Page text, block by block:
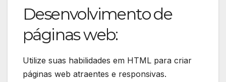
Desenvolvimento de
páginas web:
Utilize suas habilidades em HTML para criar
páginas web atraentes e responsivas.